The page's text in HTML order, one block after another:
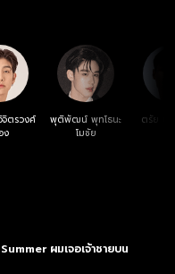
ตรวงศ์
ง
พุติพัฒน์ พุทโธนะ
โมชัย
ตรัย นิ่
ผมเจอเจ้าชายบน